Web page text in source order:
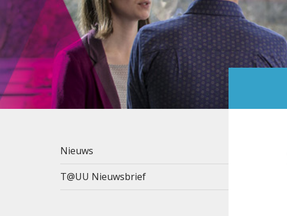
Nieuws
T@UU Nieuwsbrief